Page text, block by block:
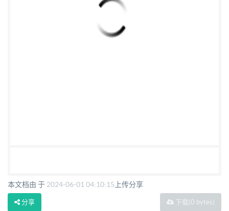
本文档由 于 2024-06-01 04:10:15 上传分享
下载(0 bytes)
分享